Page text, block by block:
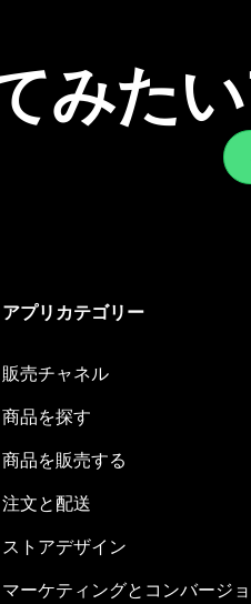
みた
アプリカテゴリー
販売チャネル
商品を探す
商品を販売する
注文と配送
ストアデザイン
マーケティングとコンバージョ